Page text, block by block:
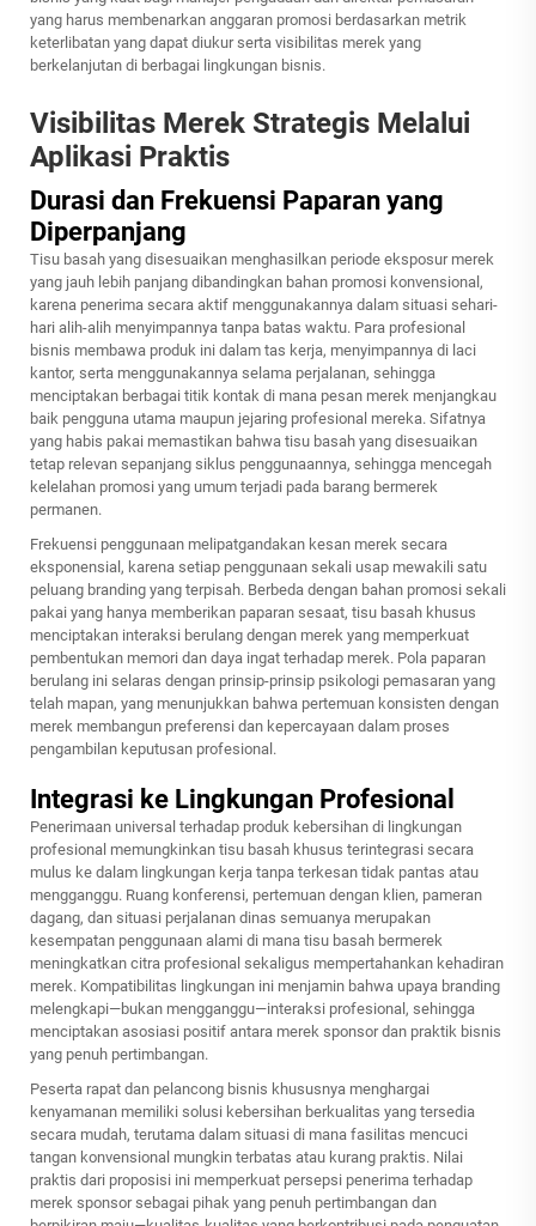
yang harus membenarkan anggaran promosi berdasarkan metrik
keterlibatan yang dapat diukur serta visibilitas merek yang
berkelanjutan di berbagai lingkungan bisnis.
Visibilitas Merek Strategis Melalui
Aplikasi Praktis
Durasi dan Frekuensi Paparan yang
Diperpanjang
Tisu basah yang disesuaikan menghasilkan periode eksposur merek
yang jauh lebih panjang dibandingkan bahan promosi konvensional,
karena penerima secara aktif menggunakannya dalam situasi sehari-
hari alih-alih menyimpannya tanpa batas waktu. Para profesional
bisnis membawa produk ini dalam tas kerja, menyimpannya di laci
kantor, serta menggunakannya selama perjalanan, sehingga
menciptakan berbagai titik kontak di mana pesan merek menjangkau
baik pengguna utama maupun jejaring profesional mereka. Sifatnya
yang habis pakai memastikan bahwa tisu basah yang disesuaikan
tetap relevan sepanjang siklus penggunaannya, sehingga mencegah
kelelahan promosi yang umum terjadi pada barang bermerek
permanen.
Frekuensi penggunaan melipatgandakan kesan merek secara
eksponensial, karena setiap penggunaan sekali usap mewakili satu
peluang branding yang terpisah. Berbeda dengan bahan promosi sekali
pakai yang hanya memberikan paparan sesaat, tisu basah khusus
menciptakan interaksi berulang dengan merek yang memperkuat
pembentukan memori dan daya ingat terhadap merek. Pola paparan
berulang ini selaras dengan prinsip-prinsip psikologi pemasaran yang
telah mapan, yang menunjukkan bahwa pertemuan konsisten dengan
merek membangun preferensi dan kepercayaan dalam proses
pengambilan keputusan profesional.
Integrasi ke Lingkungan Profesional
Penerimaan universal terhadap produk kebersihan di lingkungan
profesional memungkinkan tisu basah khusus terintegrasi secara
mulus ke dalam lingkungan kerja tanpa terkesan tidak pantas atau
mengganggu. Ruang konferensi, pertemuan dengan klien, pameran
dagang, dan situasi perjalanan dinas semuanya merupakan
kesempatan penggunaan alami di mana tisu basah bermerek
meningkatkan citra profesional sekaligus mempertahankan kehadiran
merek. Kompatibilitas lingkungan ini menjamin bahwa upaya branding
melengkapi—bukan mengganggu—interaksi profesional, sehingga
menciptakan asosiasi positif antara merek sponsor dan praktik bisnis
yang penuh pertimbangan.
Peserta rapat dan pelancong bisnis khususnya menghargai
kenyamanan memiliki solusi kebersihan berkualitas yang tersedia
secara mudah, terutama dalam situasi di mana fasilitas mencuci
tangan konvensional mungkin terbatas atau kurang praktis. Nilai
praktis dari proposisi ini memperkuat persepsi penerima terhadap
merek sponsor sebagai pihak yang penuh pertimbangan dan